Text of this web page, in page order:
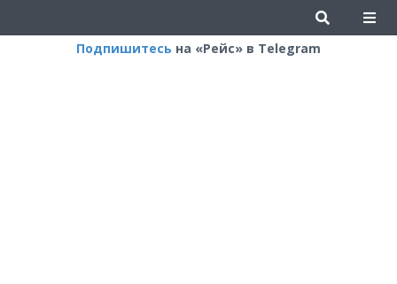
Подпишитесь на «Рейс» в Telegram